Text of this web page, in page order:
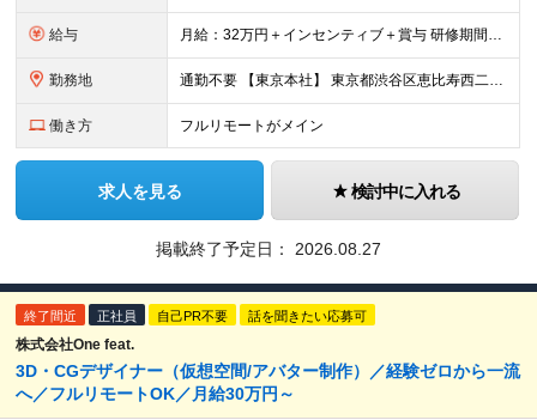
給与 月給：32万円＋インセンティブ＋賞与 研修期間中：月給25万円～ ＼ 頑張りはしっかり評価！ ／ 研修期間中でも、スキルの習得状況や成果に応じて月給27万円へ昇給が可能です。 【研修期間】 期
勤務地 通勤不要 【東京本社】 東京都渋谷区恵比寿西二丁目8番4号 EX恵比寿西ビル5階
働き方 フルリモートがメイン
求人を見る 検討中に入れる
掲載終了予定日： 2026.08.27
終了間近 正社員 自己PR不要 話を聞きたい応募可
株式会社One feat.
3D・CGデザイナー（仮想空間/アバター制作）／経験ゼロから一流
へ／フルリモートOK／月給30万円～